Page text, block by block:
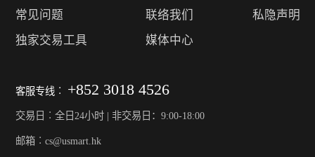
常见问题
独家交易工具
联络我们
媒体中心
私隐声明
客服专线︰ +852 3018 4526
交易日︰全日24小时 | 非交易日：9:00-18:00
邮箱︰cs@usmart.hk